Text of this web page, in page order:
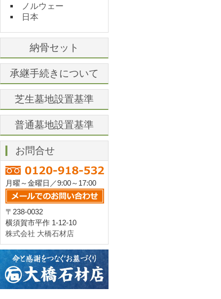
ノルウェー
日本
納骨セット
承継手続きについて
芝生墓地設置基準
普通墓地設置基準
お問合せ
月曜～金曜日／9:00～17:00
〒238-0032
横須賀市平作 1-12-10
株式会社 大橋石材店